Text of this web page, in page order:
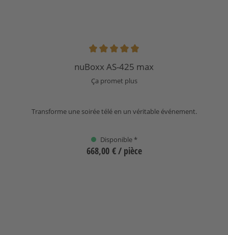
Note moyenne de 4.93 sur 5 étoiles
nuBoxx AS-425 max
Ça promet plus
Transforme une soirée télé en un véritable événement.
Disponible *
668,00 €/ pièce